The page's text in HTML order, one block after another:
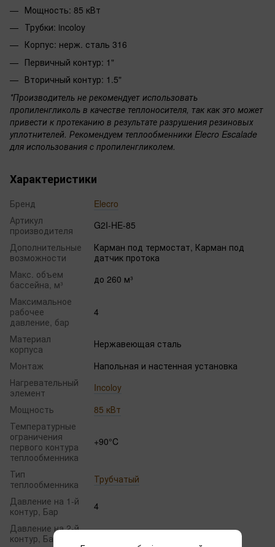
Мощность: 85 кВт
Трубки: incoloy
Корпус: нерж. сталь 316
Первичный контур: 1"
Вторичный контур: 1.5"
*Производитель не рекомендует использовать
пропиленгликоль в качестве теплоносителя, так как это может
привести к протеканию в результате разрушения резиновых
уплотнителей. Рекомендуем теплообменники Elecro Escalade
для использования с пропиленгликолем.
Характеристики
Бренд
Elecro
Артикул
производителя
G2I-HE-85
Дополнительные
возможности
Карман под термостат, Карман под
датчик протока
Макс. объем
бассейна, м³
до 260 м³
Максимальное
рабочее
давление, бар
4
Материал
корпуса
Нержавеющая сталь
Монтаж
Напольная и настенная установка
Нагревательный
элемент
Incoloy
Мощность
85 кВт
Температурные
ограничения
первого контура
теплообменника
+90°C
Тип
теплообменника
Трубчатый
Давление на 1-й
контур, Бар
4
Давление на 2-й
контур, Бар
4